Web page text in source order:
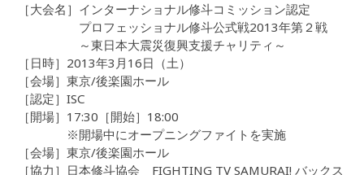
［大会名］インターナショナル修斗コミッション認定
プロフェッショナル修斗公式戦2013年第２戦
～東日本大震災復興支援チャリティ～
［日時］2013年3月16日（土）
［会場］東京/後楽園ホール
［認定］ISC
［開場］17:30［開始］18:00
※開場中にオープニングファイトを実施
［会場］東京/後楽園ホール
［協力］日本修斗協会 FIGHTING TV SAMURAI! バックス